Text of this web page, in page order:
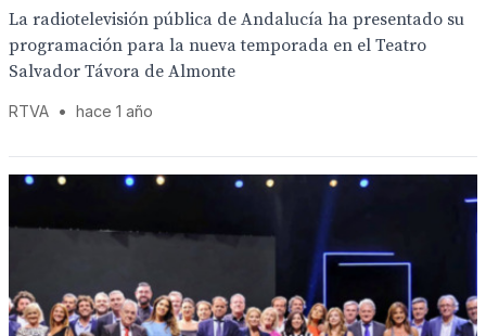
La radiotelevisión pública de Andalucía ha presentado su
programación para la nueva temporada en el Teatro
Salvador Távora de Almonte
RTVA • hace 1 año